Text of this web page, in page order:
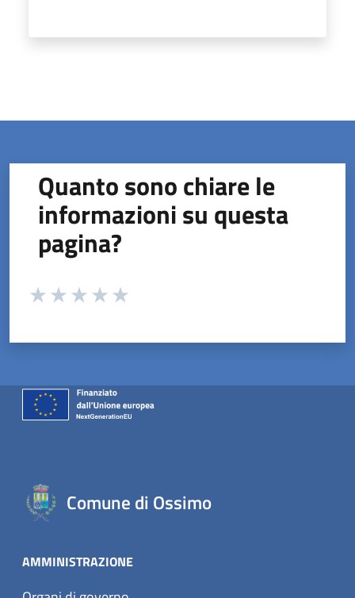
Quanto sono chiare le
informazioni su questa
pagina?
Valuta da 1 a 5 stelle la pagina
Comune di Ossimo
AMMINISTRAZIONE